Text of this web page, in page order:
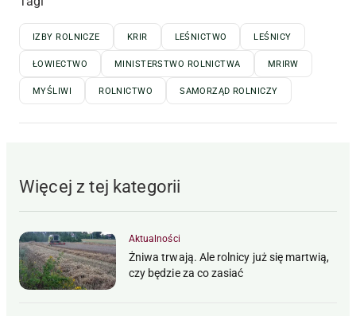
IZBY ROLNICZE KRIR LEŚNICTWO LEŚNICY
ŁOWIECTWO MINISTERSTWO ROLNICTWA MRIRW
MYŚLIWI ROLNICTWO SAMORZĄD ROLNICZY
Więcej z tej kategorii
Aktualności
Żniwa trwają. Ale rolnicy już się martwią,
czy będzie za co zasiać